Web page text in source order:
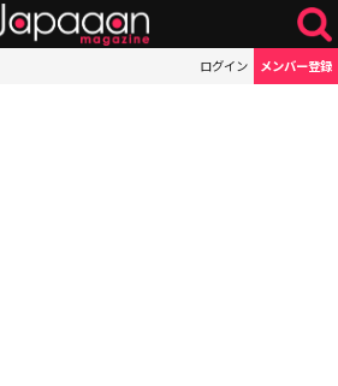
ログイン メンバー登録